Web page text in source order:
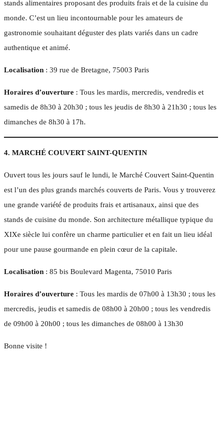
stands alimentaires proposant des produits frais et de la cuisine du
monde. C’est un lieu incontournable pour les amateurs de
gastronomie souhaitant déguster des plats variés dans un cadre
authentique et animé.
Localisation : 39 rue de Bretagne, 75003 Paris
Horaires d’ouverture : Tous les mardis, mercredis, vendredis et
samedis de 8h30 à 20h30 ; tous les jeudis de 8h30 à 21h30 ; tous les
dimanches de 8h30 à 17h.
4. MARCHÉ COUVERT SAINT-QUENTIN
Ouvert tous les jours sauf le lundi, le Marché Couvert Saint-Quentin
est l’un des plus grands marchés couverts de Paris. Vous y trouverez
une grande variété de produits frais et artisanaux, ainsi que des
stands de cuisine du monde. Son architecture métallique typique du
XIXe siècle lui confère un charme particulier et en fait un lieu idéal
pour une pause gourmande en plein cœur de la capitale.
Localisation : 85 bis Boulevard Magenta, 75010 Paris
Horaires d’ouverture : Tous les mardis de 07h00 à 13h30 ; tous les
mercredis, jeudis et samedis de 08h00 à 20h00 ; tous les vendredis
de 09h00 à 20h00 ; tous les dimanches de 08h00 à 13h30
Bonne visite !